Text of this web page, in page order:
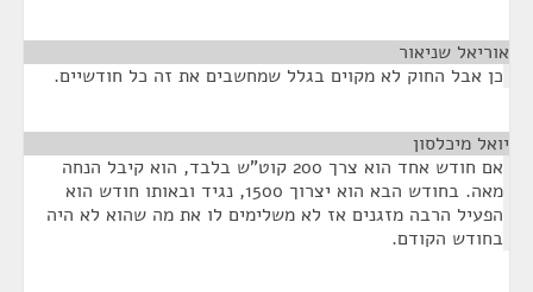
אוריאל שניאור
כן אבל החוק לא מקוים בגלל שמחשבים את זה כל חודשיים.
יואל מיכלסון
אם חודש אחד הוא צרך 200 קוט”ש בלבד, הוא קיבל הנחה
מאה. בחודש הבא הוא יצרוך 1500, נגיד ובאותו חודש הוא
הפעיל הרבה מזגנים אז לא משלימים לו את מה שהוא לא היה
בחודש הקודם.